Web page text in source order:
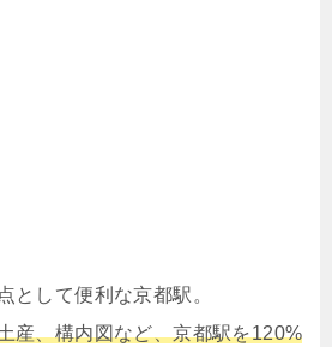
として便利な京都駅。
産、構内図など、京都駅を120%